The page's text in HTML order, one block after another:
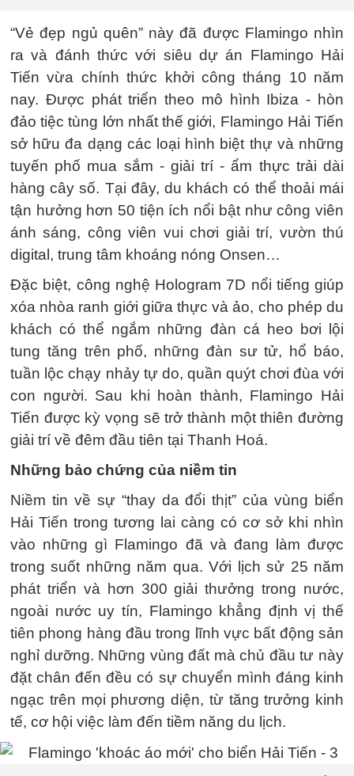
“Vẻ đẹp ngủ quên” này đã được Flamingo nhìn
ra và đánh thức với siêu dự án Flamingo Hải
Tiến vừa chính thức khởi công tháng 10 năm
nay. Được phát triển theo mô hình Ibiza - hòn
đảo tiệc tùng lớn nhất thế giới, Flamingo Hải Tiến
sở hữu đa dạng các loại hình biệt thự và những
tuyến phố mua sắm - giải trí - ẩm thực trải dài
hàng cây số. Tại đây, du khách có thể thoải mái
tận hưởng hơn 50 tiện ích nổi bật như công viên
ánh sáng, công viên vui chơi giải trí, vườn thú
digital, trung tâm khoáng nóng Onsen…
Đặc biệt, công nghệ Hologram 7D nổi tiếng giúp
xóa nhòa ranh giới giữa thực và ảo, cho phép du
khách có thể ngắm những đàn cá heo bơi lội
tung tăng trên phố, những đàn sư tử, hổ báo,
tuần lộc chạy nhảy tự do, quần quýt chơi đùa với
con người. Sau khi hoàn thành, Flamingo Hải
Tiến được kỳ vọng sẽ trở thành một thiên đường
giải trí về đêm đầu tiên tại Thanh Hoá.
Những bảo chứng của niềm tin
Niềm tin về sự “thay da đổi thịt” của vùng biển
Hải Tiến trong tương lai càng có cơ sở khi nhìn
vào những gì Flamingo đã và đang làm được
trong suốt những năm qua. Với lịch sử 25 năm
phát triển và hơn 300 giải thưởng trong nước,
ngoài nước uy tín, Flamingo khẳng định vị thế
tiên phong hàng đầu trong lĩnh vực bất động sản
nghỉ dưỡng. Những vùng đất mà chủ đầu tư này
đặt chân đến đều có sự chuyển mình đáng kinh
ngạc trên mọi phương diện, từ tăng trưởng kinh
tế, cơ hội việc làm đến tiềm năng du lịch.